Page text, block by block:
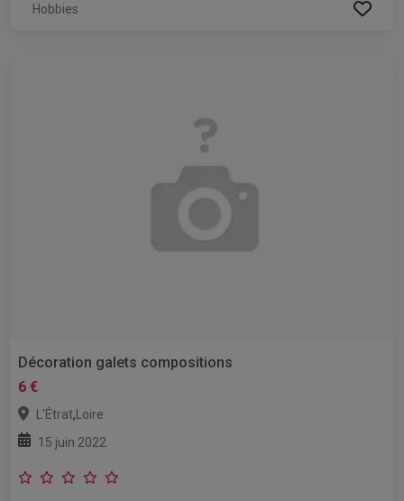
Hobbies
Décoration galets compositions
6 €
L'Étrat, Loire
15 juin 2022